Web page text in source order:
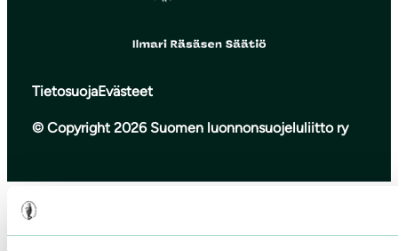
TietosuojaEvästeet
© Copyright 2026 Suomen luonnonsuojeluliitto ry